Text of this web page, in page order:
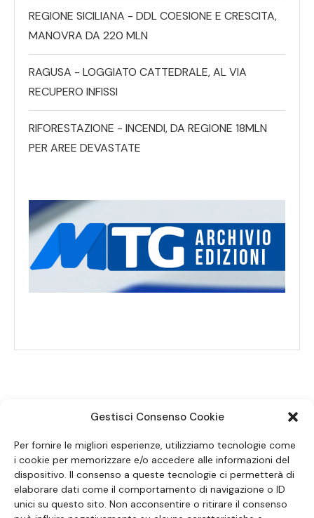
Gestisci Consenso Cookie
Per fornire le migliori esperienze, utilizziamo tecnologie come
i cookie per memorizzare e/o accedere alle informazioni del
dispositivo. Il consenso a queste tecnologie ci permetterà di
elaborare dati come il comportamento di navigazione o ID
unici su questo sito. Non acconsentire o ritirare il consenso
REGIONE SICILIANA - DDL COESIONE E CRESCITA,
MANOVRA DA 220 MLN
RAGUSA - LOGGIATO CATTEDRALE, AL VIA
RECUPERO INFISSI
RIFORESTAZIONE - INCENDI, DA REGIONE 18MLN
PER AREE DEVASTATE
SEGUICI SUI SOCIAL